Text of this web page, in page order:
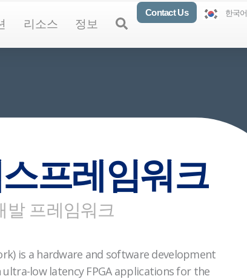
Open Solutions
리소스 Open Resources
정보 Open About
Open
Contact Us 한국어
프레임워크
발 프레임워크
is a hardware and software development
low latency FPGA applications for the